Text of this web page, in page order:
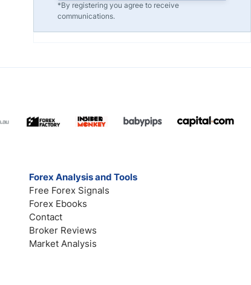
*By registering you agree to receive
communications.
Forex Analysis and Tools
Free Forex Signals
Forex Ebooks
Contact
Broker Reviews
Market Analysis